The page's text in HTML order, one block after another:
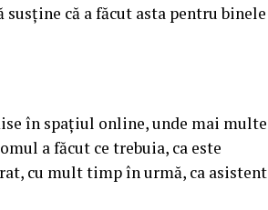
că a făcut asta pentru binele
în spațiul online, unde mai multe
a făcut ce trebuia, ca este
cu mult timp în urmă, ca asistent